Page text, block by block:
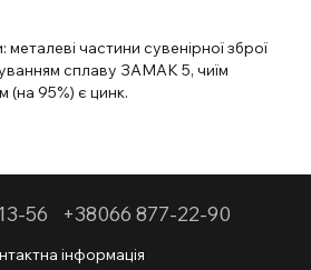
металеві частини сувенірної зброї
сплаву ЗАМАК 5, чиїм
95%) є цинк.
56 +38066 877-22-90
інформація